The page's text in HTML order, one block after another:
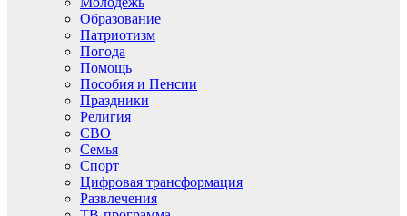
Образование
Патриотизм
Погода
Помощь
Пособия и Пенсии
Праздники
Религия
СВО
Семья
Спорт
Цифровая трансформация
Развлечения